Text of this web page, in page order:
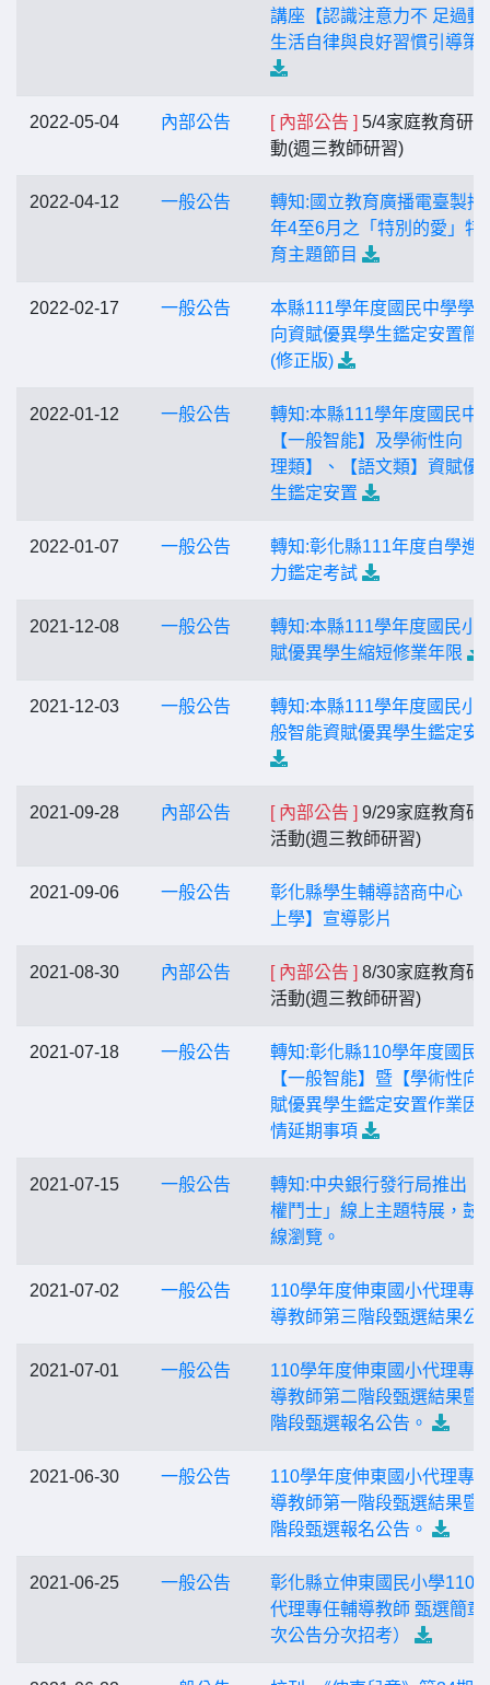
講座【認識注意力不 足過動
生活自律與良好習慣引導策
2022-05-04 內部公告 [ 內部公告 ] 5/4家庭教育研
動(週三教師研習)
2022-04-12 一般公告
轉知:國立教育廣播電臺製播
年4至6月之「特別的愛」特
育主題節目
2022-02-17 一般公告
本縣111學年度國民中學學
向資賦優異學生鑑定安置簡
(修正版)
2022-01-12 一般公告
轉知:本縣111學年度國民中
【一般智能】及學術性向 【
理類】、【語文類】資賦優
生鑑定安置
2022-01-07 一般公告
轉知:彰化縣111年度自學進
力鑑定考試
2021-12-08 一般公告
轉知:本縣111學年度國民小
賦優異學生縮短修業年限
2021-12-03 一般公告
轉知:本縣111學年度國民小
般智能資賦優異學生鑑定安
2021-09-28 內部公告 [ 內部公告 ] 9/29家庭教育研
活動(週三教師研習)
2021-09-06 一般公告
彰化縣學生輔導諮商中心【
上學】宣導影片
2021-08-30 內部公告 [ 內部公告 ] 8/30家庭教育研
活動(週三教師研習)
2021-07-18 一般公告
轉知:彰化縣110學年度國民
【一般智能】暨【學術性向
賦優異學生鑑定安置作業因
情延期事項
2021-07-15 一般公告
轉知:中央銀行發行局推出「
權鬥士」線上主題特展，鼓
線瀏覽。
2021-07-02 一般公告
110學年度伸東國小代理專
導教師第三階段甄選結果公
2021-07-01 一般公告
110學年度伸東國小代理專
導教師第二階段甄選結果暨
階段甄選報名公告。
2021-06-30 一般公告
110學年度伸東國小代理專
導教師第一階段甄選結果暨
階段甄選報名公告。
2021-06-25 一般公告
彰化縣立伸東國民小學110
代理專任輔導教師 甄選簡章
次公告分次招考）